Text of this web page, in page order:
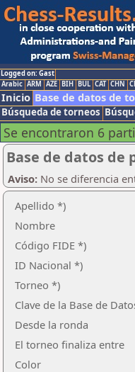
Logged on: Gast
Arabic ARM AZE BIH BUL CAT CHN
Inicio Base de datos de
Búsqueda de torneos
Se encontraron 6
Base de datos de
Aviso: No se diferencia
Apellido *)
Nombre
Código FIDE *)
ID Nacional *)
Torneo *)
Clave de la Base de
Desde la ronda
El torneo finaliza entre
Color